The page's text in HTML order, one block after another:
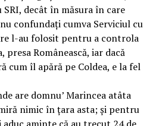
decât în măsura în care
confundați cumva Serviciul cu
l-au folosit pentru a controla
Românească, iar dacă
cum îl apără pe Coldea, e la fel
are domnu’ Marincea atâta
nimic în țara asta; și pentru